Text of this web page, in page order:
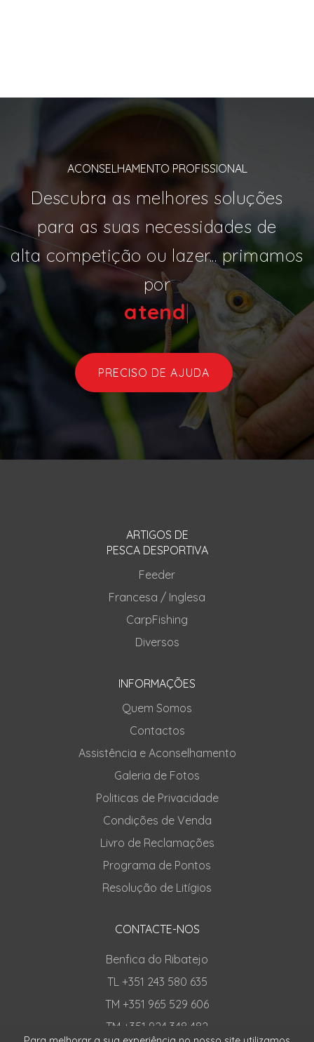
ACONSELHAMENTO PROFISSIONAL
Descubra as melhores soluções
para as suas necessidades de
alta competição ou lazer... primamos
por
a|
PRECISO DE AJUDA
ARTIGOS DE
PESCA DESPORTIVA
Feeder
Francesa / Inglesa
CarpFishing
Diversos
INFORMAÇÕES
Quem Somos
Contactos
Assistência e Aconselhamento
Galeria de Fotos
Politicas de Privacidade
Condições de Venda
Livro de Reclamações
Programa de Pontos
Resolução de Litígios
CONTACTE-NOS
Benfica do Ribatejo
TL +351 243 580 635
TM +351 965 529 606
TM +351 924 348 482